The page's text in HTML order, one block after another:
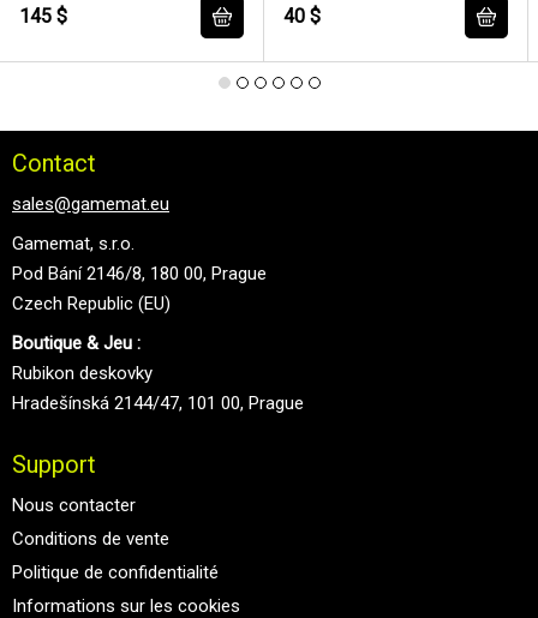
145 $ 40 $
Contact
sales@gamemat.eu
Gamemat, s.r.o.
Pod Bání 2146/8, 180 00, Prague
Czech Republic (EU)
Boutique & Jeu :
Rubikon deskovky
Hradešínská 2144/47, 101 00, Prague
Support
Nous contacter
Conditions de vente
Politique de confidentialité
Informations sur les cookies